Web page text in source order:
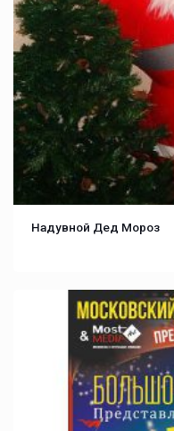
Надувной Дед Мороз